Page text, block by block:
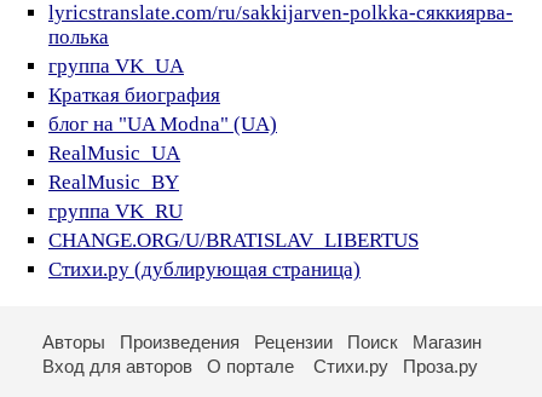
lyricstranslate.com/ru/sаkkijаrven-polkka-сяккиярва-
полька
группа VK_UA
Краткая биография
блог на "UA Modna" (UA)
RealMusic_UA
RealMusic_BY
группа VK_RU
CHANGE.ORG/U/BRATISLAV_LIBERTUS
Стихи.ру (дублирующая страница)
Авторы Произведения Рецензии Поиск
Магазин
Вход для авторов
О портале Стихи.ру Проза.ру